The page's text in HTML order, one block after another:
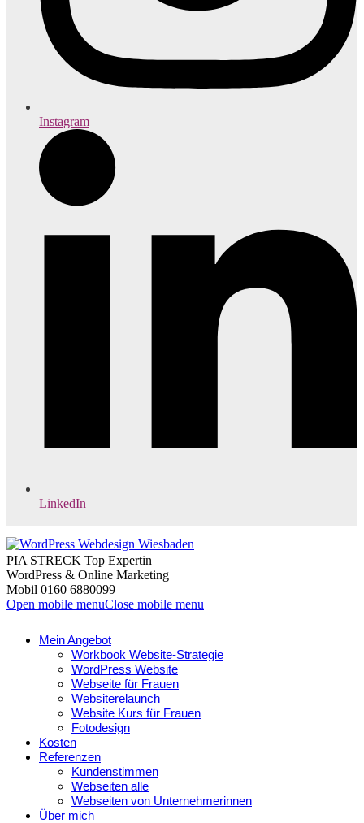
Instagram
LinkedIn
PIA STRECK Top Expertin
WordPress & Online Marketing
Mobil 0160 6880099
Open mobile menuClose mobile menu
Mein Angebot
Workbook Website-Strategie
WordPress Website
Webseite für Frauen
Websiterelaunch
Website Kurs für Frauen
Fotodesign
Kosten
Referenzen
Kundenstimmen
Webseiten alle
Webseiten von Unternehmerinnen
Über mich